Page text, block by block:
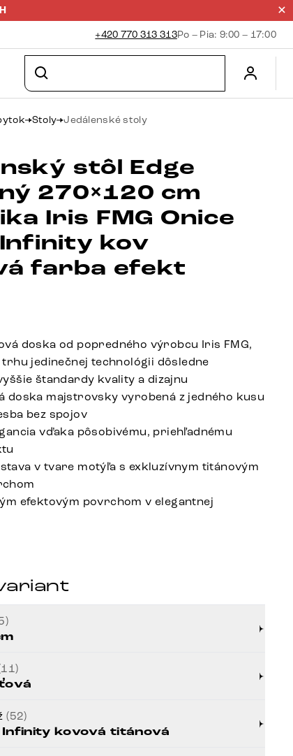
+420 770 313 313Po – Pia: 9:00 – 17:00
Stoly Jedálenské stoly
stôl Edge
270×120 cm
Iris FMG Onice
kov
farba efekt
doska od popredného výrobcu Iris FMG,
jedinečnej technológii dôsledne
štandardy kvality a dizajnu
doska majstrovsky vyrobená z jedného kusu
bez spojov
vďaka pôsobivému, priehľadnému
v tvare motýľa s exkluzívnym titánovým
efektovým povrchom v elegantnej
(52)
Infinity kovová titánová